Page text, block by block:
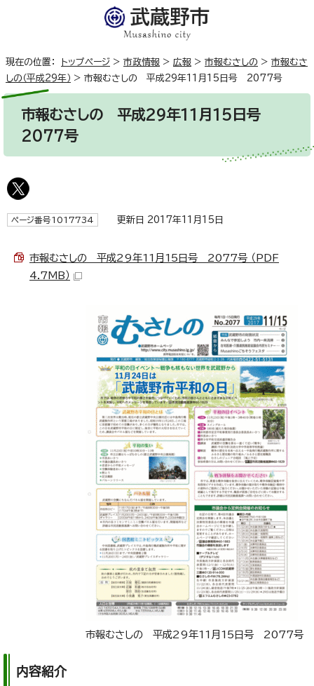
現在の位置： トップページ > 市政情報 > 広報 > 市報むさしの > 市報むさ
しの（平成29年） > 市報むさしの 平成29年11月15日号 2077号
市報むさしの 平成29年11月15日号
2077号
ページ番号1017734 更新日 2017年11月15日
市報むさしの 平成29年11月15日号 2077号 （PDF
4.7MB）
市報むさしの 平成29年11月15日号 2077号
内容紹介